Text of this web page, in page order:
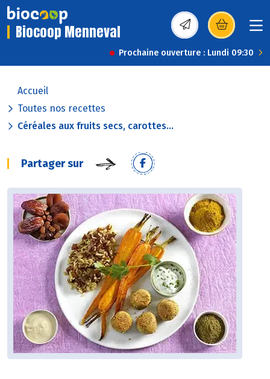
Biocoop Menneval (s’ouvre dans une
Prochaine ouverture : Lundi 09:30
Accueil
Toutes nos recettes
Céréales aux fruits secs, carottes...
Partager sur